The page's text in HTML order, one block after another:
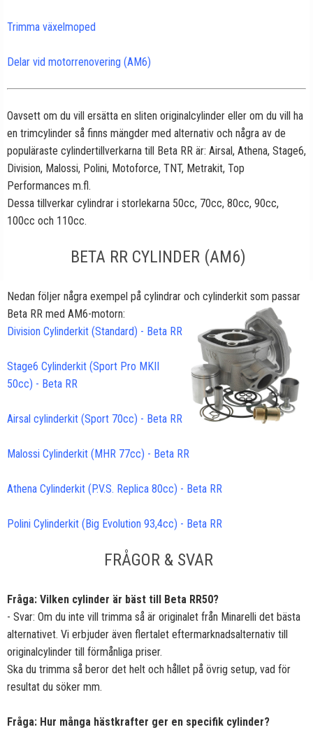
Trimma växelmoped
Delar vid motorrenovering (AM6)
Oavsett om du vill ersätta en sliten originalcylinder eller om du vill ha
en trimcylinder så finns mängder med alternativ och några av de
populäraste cylindertillverkarna till Beta RR är: Airsal, Athena, Stage6,
Division, Malossi, Polini, Motoforce, TNT, Metrakit, Top
Performances m.fl.
Dessa tillverkar cylindrar i storlekarna 50cc, 70cc, 80cc, 90cc,
100cc och 110cc.
BETA RR CYLINDER (AM6)
Nedan följer några exempel på cylindrar och cylinderkit som passar
Beta RR med AM6-motorn:
Division Cylinderkit (Standard) - Beta RR
Stage6 Cylinderkit (Sport Pro MKII
50cc) - Beta RR
Airsal cylinderkit (Sport 70cc) - Beta RR
Malossi Cylinderkit (MHR 77cc) - Beta RR
Athena Cylinderkit (P.V.S. Replica 80cc) - Beta RR
Polini Cylinderkit (Big Evolution 93,4cc) - Beta RR
FRÅGOR & SVAR
Fråga: Vilken cylinder är bäst till Beta RR50?
- Svar: Om du inte vill trimma så är originalet från Minarelli det bästa
alternativet. Vi erbjuder även flertalet eftermarknadsalternativ till
originalcylinder till förmånliga priser.
Ska du trimma så beror det helt och hållet på övrig setup, vad för
resultat du söker mm.
Fråga: Hur många hästkrafter ger en specifik cylinder?